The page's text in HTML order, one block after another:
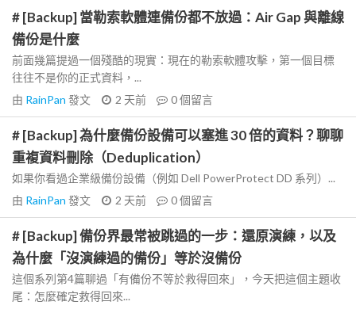
# [Backup] 當勒索軟體連備份都不放過：Air Gap 與離線
備份是什麼
前面幾篇提過一個殘酷的現實：現在的勒索軟體攻擊，第一個目標
往往不是你的正式資料，...
由 RainPan 發文 2 天前 0個留言
# [Backup] 為什麼備份設備可以塞進 30 倍的資料？聊聊
重複資料刪除（Deduplication）
如果你看過企業級備份設備（例如 Dell PowerProtect DD 系列）...
由 RainPan 發文 2 天前 0個留言
# [Backup] 備份界最常被跳過的一步：還原演練，以及
為什麼「沒演練過的備份」等於沒備份
這個系列第4篇聊過「有備份不等於救得回來」，今天把這個主題收
尾：怎麼確定救得回來...